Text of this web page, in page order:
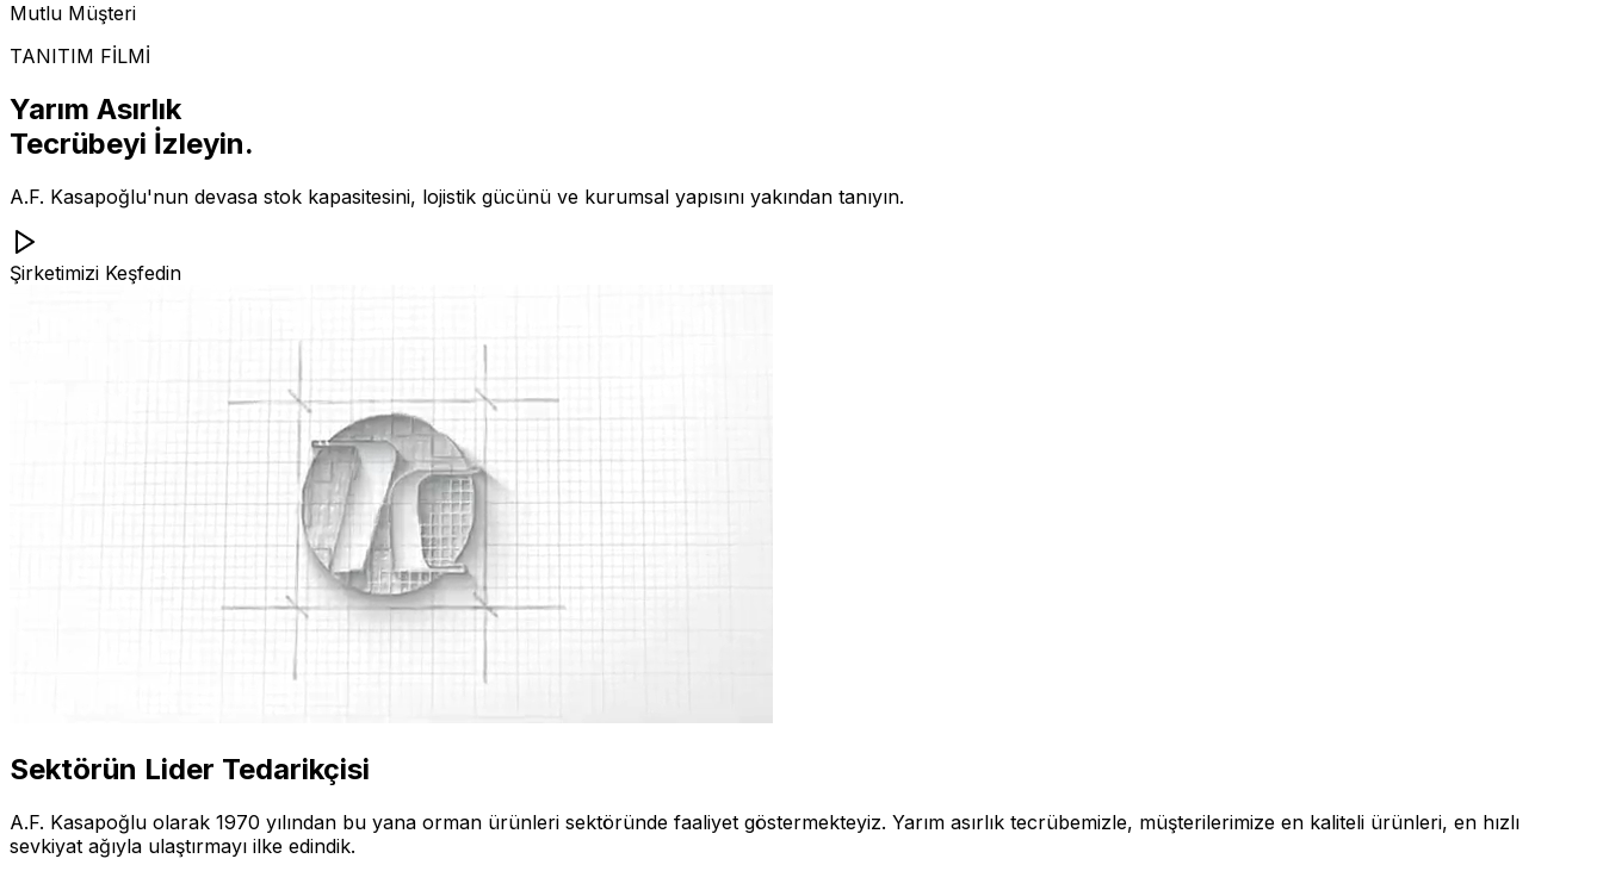
Mutlu Müşteri
TANITIM FİLMİ
Yarım Asırlık
Tecrübeyi İzleyin.
A.F. Kasapoğlu'nun devasa stok kapasitesini, lojistik gücünü ve kurumsal yapısını yakından tanıyın.
Şirketimizi Keşfedin
Sektörün Lider Tedarikçisi
A.F. Kasapoğlu olarak 1970 yılından bu yana orman ürünleri sektöründe faaliyet göstermekteyiz. Yarım asırlık tecrübemizle, müşterilerimize en kaliteli ürünleri, en hızlı
sevkiyat ağıyla ulaştırmayı ilke edindik.